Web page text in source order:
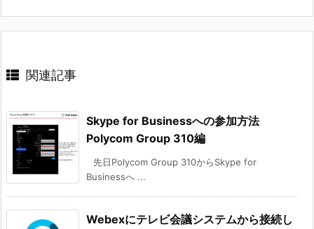
す)
関連記事
Skype for Businessへの参加方法
Polycom Group 310編
先日Polycom Group 310からSkype for
Businessへ ...
Webexにテレビ会議システムから接続し